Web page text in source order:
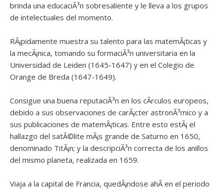
brinda una educaciÃ³n sobresaliente y le lleva a los grupos
de intelectuales del momento.
RÃ¡pidamente muestra su talento para las matemÃ¡ticas y
la mecÃ¡nica, tomando su formaciÃ³n universitaria en la
Universidad de Leiden (1645-1647) y en el Colegio de
Orange de Breda (1647-1649).
Consigue una buena reputaciÃ³n en los cÃ­rculos europeos,
debido a sus observaciones de carÃ¡cter astronÃ³mico y a
sus publicaciones de matemÃ¡ticas. Entre esto estÃ¡ el
hallazgo del satÃ©lite mÃ¡s grande de Saturno en 1650,
denominado TitÃ¡n; y la descripciÃ³n correcta de los anillos
del mismo planeta, realizada en 1659.
Viaja a la capital de Francia, quedÃ¡ndose ahÃ­ en el periodo